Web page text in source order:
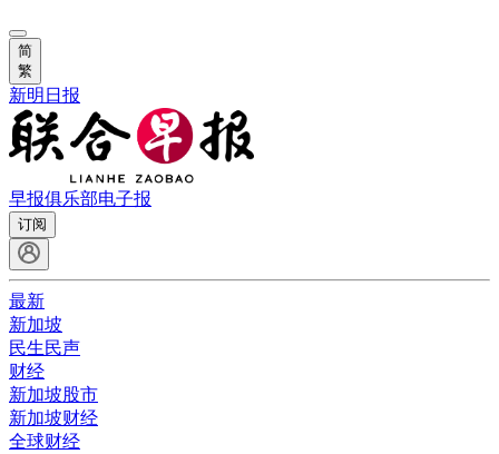
简
繁
新明日报
早报俱乐部电子报
订阅
最新
新加坡
民生民声
财经
新加坡股市
新加坡财经
全球财经